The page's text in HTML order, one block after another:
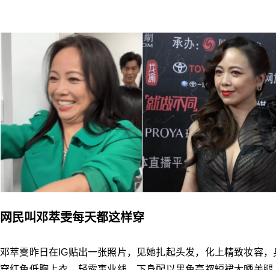
网民叫邓萃雯每天都这样穿
邓萃雯昨日在IG贴出一张照片，见她扎起头发，化上精致妆容，